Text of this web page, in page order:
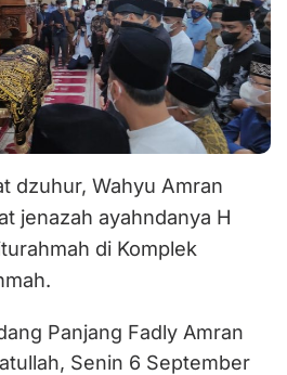
dzuhur, Wahyu Amran
jenazah ayahndanya H
di Komplek
Panjang Fadly Amran
Senin 6 September